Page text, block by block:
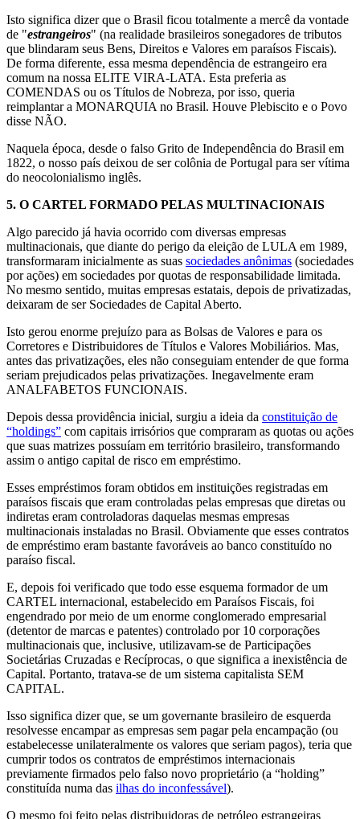
Isto significa dizer que o Brasil ficou totalmente a mercê da vontade
de "estrangeiros" (na realidade brasileiros sonegadores de tributos
que blindaram seus Bens, Direitos e Valores em paraísos Fiscais).
De forma diferente, essa mesma dependência de estrangeiro era
comum na nossa ELITE VIRA-LATA. Esta preferia as
COMENDAS ou os Títulos de Nobreza, por isso, queria
reimplantar a MONARQUIA no Brasil. Houve Plebiscito e o Povo
disse NÃO.
Naquela época, desde o falso Grito de Independência do Brasil em
1822, o nosso país deixou de ser colônia de Portugal para ser vítima
do neocolonialismo inglês.
5. O CARTEL FORMADO PELAS MULTINACIONAIS
Algo parecido já havia ocorrido com diversas empresas
multinacionais, que diante do perigo da eleição de LULA em 1989,
transformaram inicialmente as suas sociedades anônimas (sociedades
por ações) em sociedades por quotas de responsabilidade limitada.
No mesmo sentido, muitas empresas estatais, depois de privatizadas,
deixaram de ser Sociedades de Capital Aberto.
Isto gerou enorme prejuízo para as Bolsas de Valores e para os
Corretores e Distribuidores de Títulos e Valores Mobiliários. Mas,
antes das privatizações, eles não conseguiam entender de que forma
seriam prejudicados pelas privatizações. Inegavelmente eram
ANALFABETOS FUNCIONAIS.
Depois dessa providência inicial, surgiu a ideia da constituição de
“holdings” com capitais irrisórios que compraram as quotas ou ações
que suas matrizes possuíam em território brasileiro, transformando
assim o antigo capital de risco em empréstimo.
Esses empréstimos foram obtidos em instituições registradas em
paraísos fiscais que eram controladas pelas empresas que diretas ou
indiretas eram controladoras daquelas mesmas empresas
multinacionais instaladas no Brasil. Obviamente que esses contratos
de empréstimo eram bastante favoráveis ao banco constituído no
paraíso fiscal.
E, depois foi verificado que todo esse esquema formador de um
CARTEL internacional, estabelecido em Paraísos Fiscais, foi
engendrado por meio de um enorme conglomerado empresarial
(detentor de marcas e patentes) controlado por 10 corporações
multinacionais que, inclusive, utilizavam-se de Participações
Societárias Cruzadas e Recíprocas, o que significa a inexistência de
Capital. Portanto, tratava-se de um sistema capitalista SEM
CAPITAL.
Isso significa dizer que, se um governante brasileiro de esquerda
resolvesse encampar as empresas sem pagar pela encampação (ou
estabelecesse unilateralmente os valores que seriam pagos), teria que
cumprir todos os contratos de empréstimos internacionais
previamente firmados pelo falso novo proprietário (a “holding”
constituída numa das ilhas do inconfessável).
O mesmo foi feito pelas distribuidoras de petróleo estrangeiras